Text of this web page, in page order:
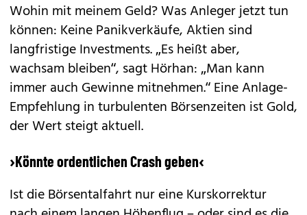
Wohin mit meinem Geld? Was Anleger jetzt tun
können: Keine Panikverkäufe, Aktien sind
langfristige Investments. „Es heißt aber,
wachsam bleiben“, sagt Hörhan: „Man kann
immer auch Gewinne mitnehmen.“ Eine Anlage-
Empfehlung in turbulenten Börsenzeiten ist Gold,
der Wert steigt aktuell.
›Könnte ordentlichen Crash geben‹
Ist die Börsentalfahrt nur eine Kurskorrektur